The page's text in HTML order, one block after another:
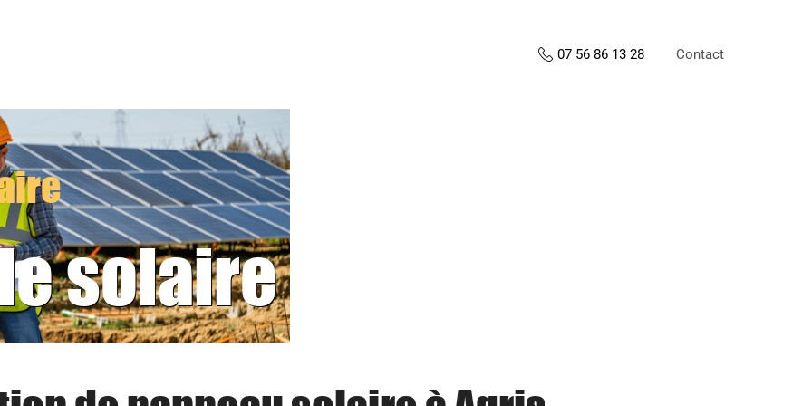
07 56 86 13 28 Contact
solaire